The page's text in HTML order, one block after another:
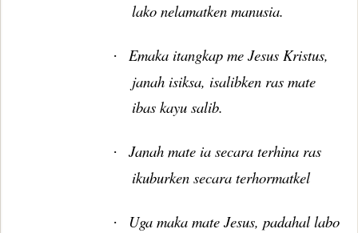
lako nelamatken manusia.
·
Emaka itangkap me Jesus Kristus,
janah isiksa, isalibken ras mate
ibas kayu salib.
·
Janah mate ia secara terhina ras
ikuburken secara terhormatkel
·
Uga maka mate Jesus, padahal labo